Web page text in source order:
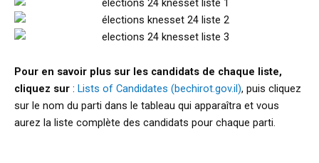
Pour en savoir plus sur les candidats de chaque liste,
cliquez sur : Lists of Candidates (bechirot.gov.il), puis cliquez
sur le nom du parti dans le tableau qui apparaîtra et vous
aurez la liste complète des candidats pour chaque parti.